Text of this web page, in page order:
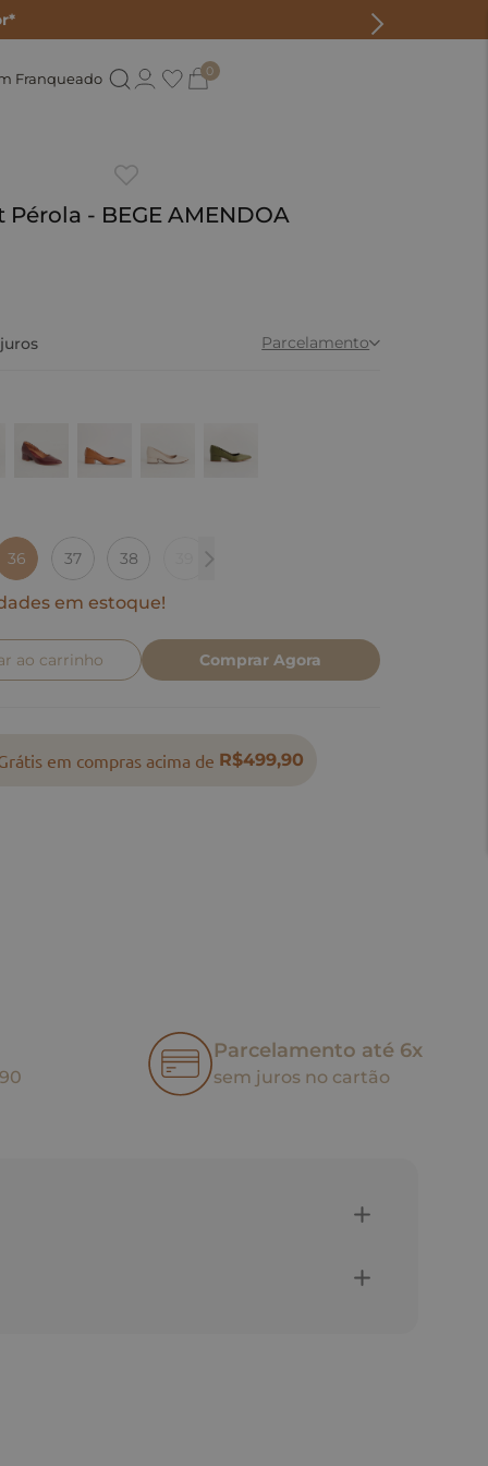
Franqueado 0
- BEGE AMENDOA
Parcelamento
36 37 38
em estoque!
ao carrinho Comprar Agora
em compras acima de R$499,90
Parcelamento até 6x
sem juros no cartão